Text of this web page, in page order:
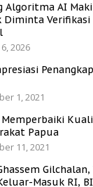
Algoritma AI
Diminta
2026
1, 2021
Papua
11, 2021
Masuk RI,